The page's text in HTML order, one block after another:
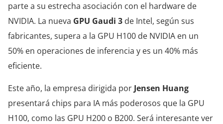
parte a su estrecha asociación con el hardware de
NVIDIA. La nueva GPU Gaudi 3 de Intel, según sus
fabricantes, supera a la GPU H100 de NVIDIA en un
50% en operaciones de inferencia y es un 40% más
eficiente.
Este año, la empresa dirigida por Jensen Huang
presentará chips para IA más poderosos que la GPU
H100, como las GPU H200 o B200. Será interesante ver